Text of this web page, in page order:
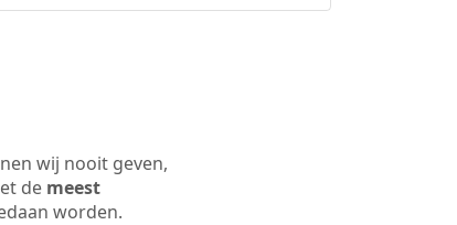
wij nooit geven,
de meest
worden.